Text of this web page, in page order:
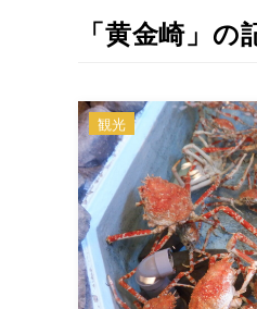
「黄金崎」の
観光